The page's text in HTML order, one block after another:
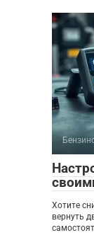
Хотите
вернуть